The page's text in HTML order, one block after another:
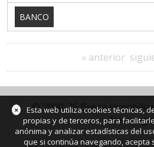
BANCO
« anterior
© 2000-26 Busca
Aviso legal
×
Esta web utiliza cookies técnicas,
propias y de terceros, para
anónima y analizar estadísticas del
que si continúa navegando, acepta